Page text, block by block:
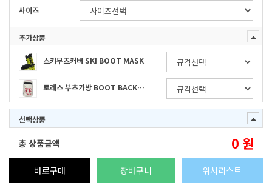
사이즈
추가상품
스키부츠커버 SKI BOOT MASK
토레스 부츠가방 BOOT BACKPACK_BEIGE(장비구매)
선택상품
총 상품금액 0 원
바로구매 장바구니 위시리스트